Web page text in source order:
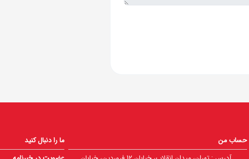
حساب من
ما را دنبال کنید